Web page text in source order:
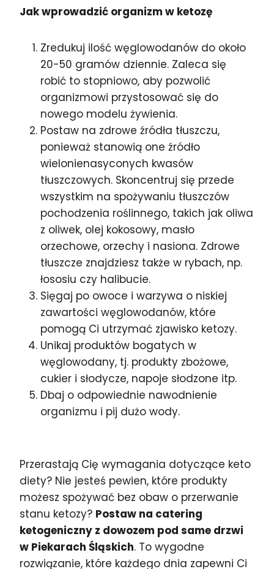
Jak wprowadzić organizm w ketozę
Zredukuj ilość węglowodanów do około
20-50 gramów dziennie. Zaleca się
robić to stopniowo, aby pozwolić
organizmowi przystosować się do
nowego modelu żywienia.
Postaw na zdrowe źródła tłuszczu,
ponieważ stanowią one źródło
wielonienasyconych kwasów
tłuszczowych. Skoncentruj się przede
wszystkim na spożywaniu tłuszczów
pochodzenia roślinnego, takich jak oliwa
z oliwek, olej kokosowy, masło
orzechowe, orzechy i nasiona. Zdrowe
tłuszcze znajdziesz także w rybach, np.
łososiu czy halibucie.
Sięgaj po owoce i warzywa o niskiej
zawartości węglowodanów, które
pomogą Ci utrzymać zjawisko ketozy.
Unikaj produktów bogatych w
węglowodany, tj. produkty zbożowe,
cukier i słodycze, napoje słodzone itp.
Dbaj o odpowiednie nawodnienie
organizmu i pij dużo wody.
Przerastają Cię wymagania dotyczące keto
diety? Nie jesteś pewien, które produkty
możesz spożywać bez obaw o przerwanie
stanu ketozy? Postaw na catering
ketogeniczny z dowozem pod same drzwi
w Piekarach Śląskich. To wygodne
rozwiązanie, które każdego dnia zapewni Ci